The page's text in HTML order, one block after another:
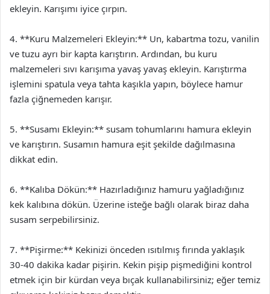
ekleyin. Karışımı iyice çırpın.
4. **Kuru Malzemeleri Ekleyin:** Un, kabartma tozu, vanilin
ve tuzu ayrı bir kapta karıştırın. Ardından, bu kuru
malzemeleri sıvı karışıma yavaş yavaş ekleyin. Karıştırma
işlemini spatula veya tahta kaşıkla yapın, böylece hamur
fazla çiğnemeden karışır.
5. **Susamı Ekleyin:** susam tohumlarını hamura ekleyin
ve karıştırın. Susamın hamura eşit şekilde dağılmasına
dikkat edin.
6. **Kalıba Dökün:** Hazırladığınız hamuru yağladığınız
kek kalıbına dökün. Üzerine isteğe bağlı olarak biraz daha
susam serpebilirsiniz.
7. **Pişirme:** Kekinizi önceden ısıtılmış fırında yaklaşık
30-40 dakika kadar pişirin. Kekin pişip pişmediğini kontrol
etmek için bir kürdan veya bıçak kullanabilirsiniz; eğer temiz